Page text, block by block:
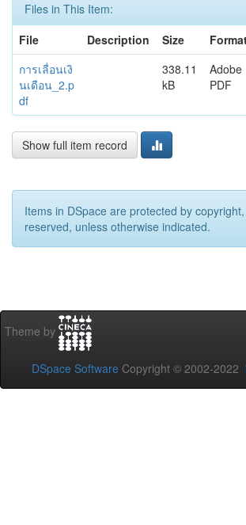
Files in This Item:
File
Description Size
การเลื่อนเงิ
นเดือน_2.p
df
338.11
kB
Adobe
PDF
Show full item record
Items in DSpace are protected by
reserved, unless otherwise indicated.
Theme by
DSpace Software Copyright © 2002-2022